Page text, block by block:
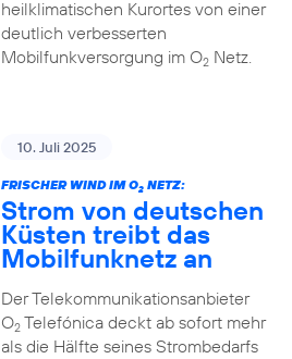
heilklimatischen Kurortes von einer
deutlich verbesserten
Mobilfunkversorgung im O2Netz.
10. Juli 2025
FRISCHER WIND IM O2NETZ:
Strom von deutschen
Küsten treibt das
Mobilfunknetz an
Der Telekommunikationsanbieter
O2Telefónica deckt ab sofort mehr
als die Hälfte seines Strombedarfs